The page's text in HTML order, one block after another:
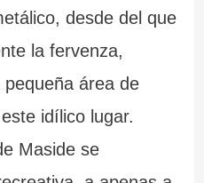
desde del que
la fervenza,
área de
idílico lugar.
Maside se